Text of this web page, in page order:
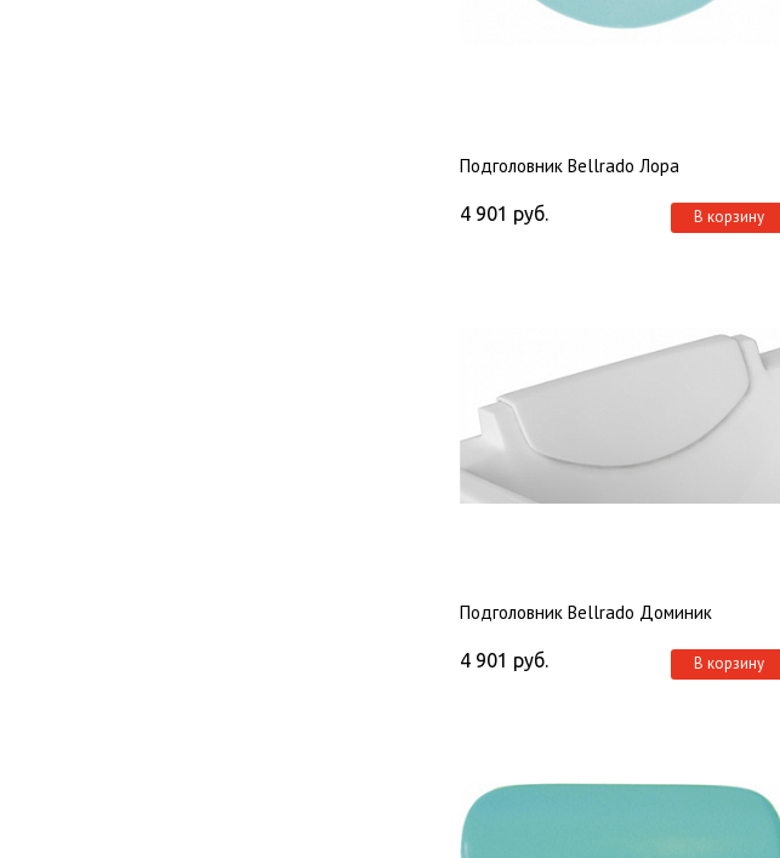
Подголовник Bellrado Лора
4 901 руб. В корзину
Подголовник Bellrado Доминик
4 901 руб. В корзину